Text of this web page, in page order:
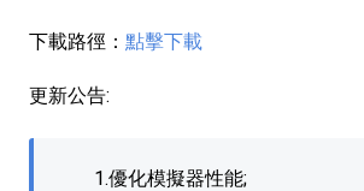
下載路徑： 點擊下載
更新公告:
1.優化模擬器性能;​